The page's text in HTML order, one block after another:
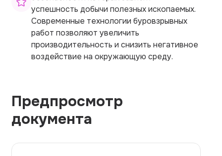
успешность добычи полезных ископаемых.
Современные технологии буровзрывных
работ позволяют увеличить
производительность и снизить негативное
воздействие на окружающую среду.
Предпросмотр
документа